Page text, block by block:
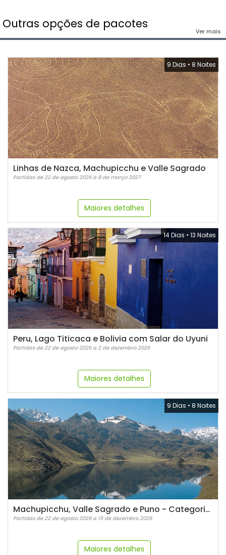
Outras opções de pacotes
Ver mais
9 Dias • 8 Noites
Linhas de Nazca, Machupicchu e Valle Sagrado
Partidas de 22 de agosto 2026 a 8 de março 2027
Maiores detalhes
14 Dias • 13 Noites
Peru, Lago Titicaca e Bolivia com Salar do Uyuni
Partidas de 22 de agosto 2026 a 2 de dezembro 2026
Maiores detalhes
9 Dias • 8 Noites
Machupicchu, Valle Sagrado e Puno - Categoria Luxo
Partidas de 22 de agosto 2026 a 15 de dezembro 2026
Maiores detalhes